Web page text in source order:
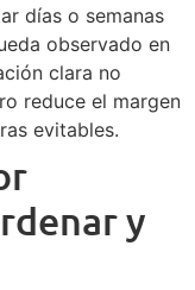
días o semanas
observado en
clara no
reduce el margen
evitables.
y